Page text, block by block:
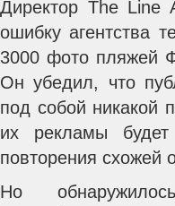
Директор The Line
ошибку агентства
3000 фото пляжей
Он убедил, что
под собой никакой
их рекламы
повторения схожей
Но